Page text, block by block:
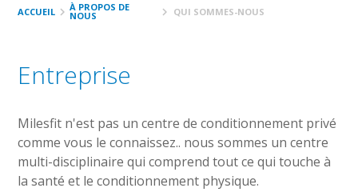
ACCUEIL chevron_rightÀ PROPOS DE
NOUS chevron_right QUI SOMMES-NOUS
Entreprise
Milesfit n'est pas un centre de conditionnement privé
comme vous le connaissez.. nous sommes un centre
multi-disciplinaire qui comprend tout ce qui touche à
la santé et le conditionnement physique.